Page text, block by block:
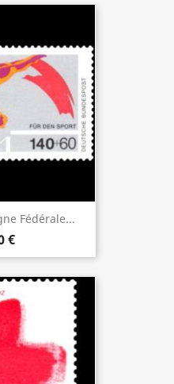
Fédérale...
€